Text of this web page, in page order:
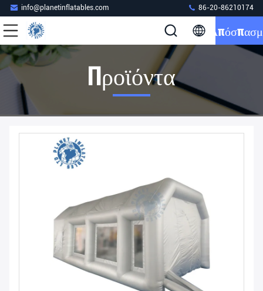
info@planetinflatables.com 86-20-86210174
Προϊόντα